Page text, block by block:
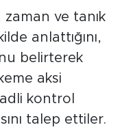
zaman ve tanık
anlattığını,
belirterek
aksi
kontrol
talep ettiler.